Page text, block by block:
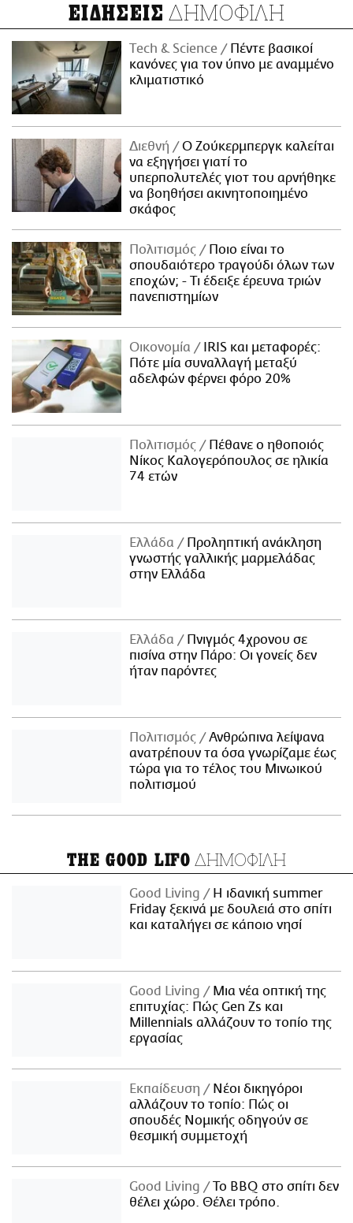
ΕΙΔΗΣΕΙΣ ΔΗΜΟΦΙΛΗ
Τech & Science
Πέντε βασικοί
κανόνες για τον ύπνο με αναμμένο
κλιματιστικό
Διεθνή
Ο Ζούκερμπεργκ καλείται
να εξηγήσει γιατί το
υπερπολυτελές γιοτ του αρνήθηκε
να βοηθήσει ακινητοποιημένο
σκάφος
Πολιτισμός
Ποιο είναι το
σπουδαιότερο τραγούδι όλων των
εποχών; - Τι έδειξε έρευνα τριών
πανεπιστημίων
Οικονομία
IRIS και μεταφορές:
Πότε μία συναλλαγή μεταξύ
αδελφών φέρνει φόρο 20%
Πολιτισμός
Πέθανε ο ηθοποιός
Νίκος Καλογερόπουλος σε ηλικία
74 ετών
Ελλάδα
Προληπτική ανάκληση
γνωστής γαλλικής μαρμελάδας
στην Ελλάδα
Ελλάδα
Πνιγμός 4χρονου σε
πισίνα στην Πάρο: Οι γονείς δεν
ήταν παρόντες
Πολιτισμός
Ανθρώπινα λείψανα
ανατρέπουν τα όσα γνωρίζαμε έως
τώρα για το τέλος του Μινωικού
πολιτισμού
THE GOOD LIFO ΔΗΜΟΦΙΛΗ
Good Living
Η ιδανική summer
Friday ξεκινά με δουλειά στο σπίτι
και καταλήγει σε κάποιο νησί
Good Living
Μια νέα οπτική της
επιτυχίας: Πώς Gen Zs και
Millennials αλλάζουν το τοπίο της
εργασίας
Εκπαίδευση
Νέοι δικηγόροι
αλλάζουν το τοπίο: Πώς οι
σπουδές Νομικής οδηγούν σε
θεσμική συμμετοχή
Good Living
Το BBQ στο σπίτι δεν
θέλει χώρο. Θέλει τρόπο.